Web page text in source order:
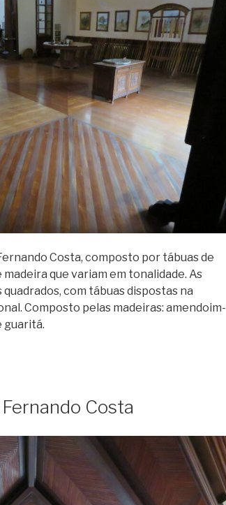
Costa, composto por tábuas de
que variam em tonalidade. As
com tábuas dispostas na
Composto pelas madeiras: amendoim-
guaritá.
Costa